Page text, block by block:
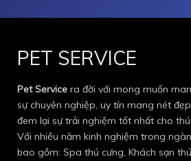
PET SERVICE
Pet Service ra đời với mong muốn
sự chuyên nghiệp, uy tín mang nét
đem lại sự trải nghiệm tốt nhất cho
Với nhiều năm kinh nghiệm trong
bao gồm: Spa thú cưng, Khách sạn